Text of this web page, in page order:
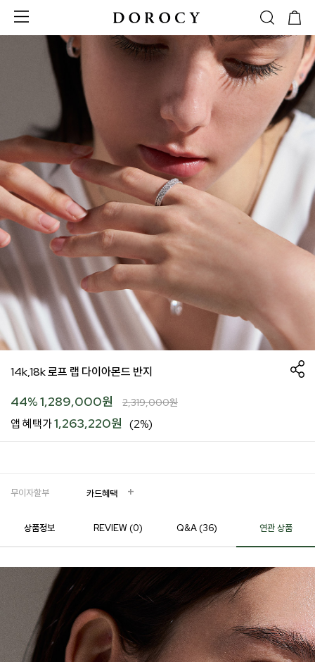
14k,18k 로프 랩 다이아몬드 반지
44%1,289,000원 2,319,000원
앱 혜택가1,263,220원 (2%)
무이자할부 카드혜택
상품정보 REVIEW (0) Q&A (36) 연관 상품